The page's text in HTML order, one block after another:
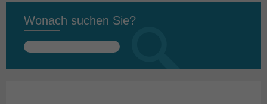
Wonach suchen Sie?
Suchen